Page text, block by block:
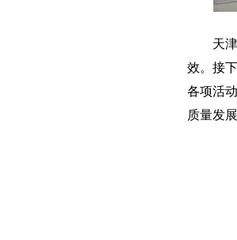
天津市
效。接
各项活
质量发展